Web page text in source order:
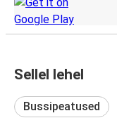
Sellel lehel
Bussipeatused